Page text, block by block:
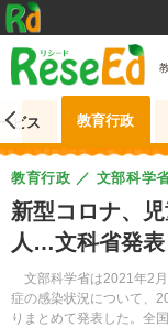
ビス 教育行政
新型コロナ、
人…文科省発表
文部科学省は2021年2
症の感染状況について、
りまとめて発表した。全
教育行政 文部科学